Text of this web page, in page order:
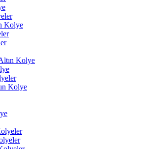
Kolye
Kolye
Kolye